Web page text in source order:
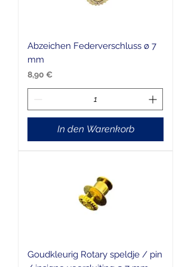
Abzeichen Federverschluss ø 7
mm
Preis
8,90 €
In den Warenkorb
Goudkleurig Rotary speldje / pin